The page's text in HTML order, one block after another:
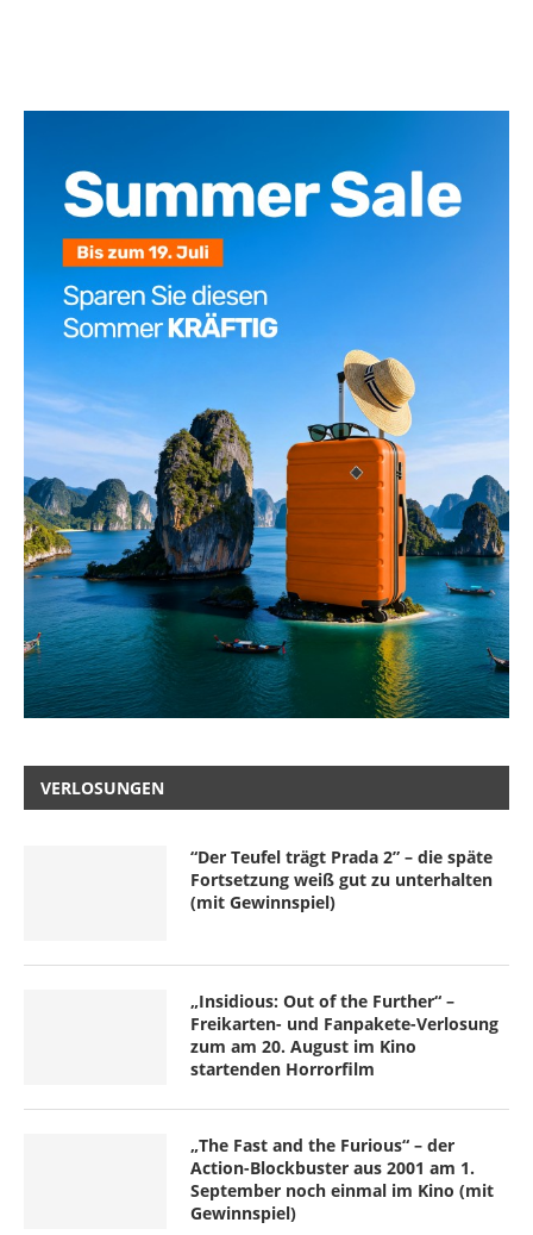
VERLOSUNGEN
“Der Teufel trägt Prada 2” – die späte
Fortsetzung weiß gut zu unterhalten
(mit Gewinnspiel)
„Insidious: Out of the Further“ –
Freikarten- und Fanpakete-Verlosung
zum am 20. August im Kino
startenden Horrorfilm
„The Fast and the Furious“ – der
Action-Blockbuster aus 2001 am 1.
September noch einmal im Kino (mit
Gewinnspiel)